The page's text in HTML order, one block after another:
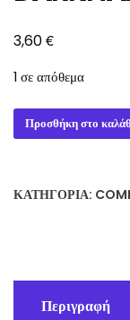
3,60€
1 σε απόθεμα
DARKHAM
VALE
Προσθήκη στο
ΚΑΤΗΓΟΡΊΑ:
Περιγραφή